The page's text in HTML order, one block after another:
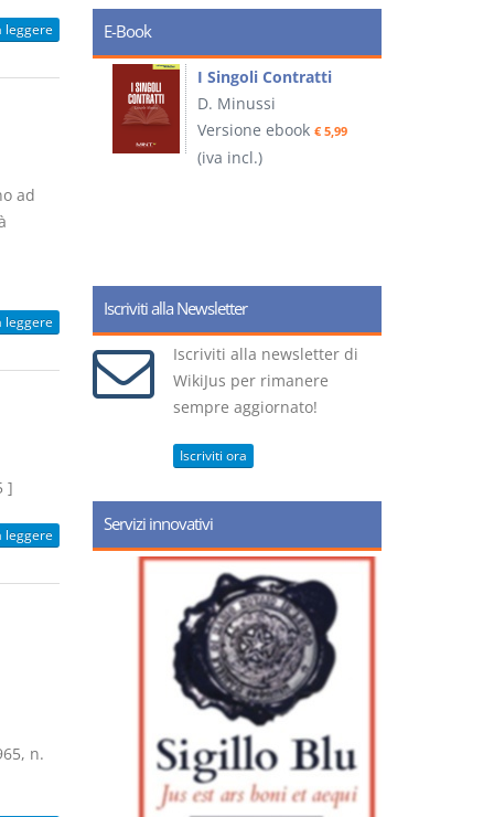
leggere
ad
leggere
]
leggere
n.
E-Book
I Singoli Contratti
D. Minussi
Versione ebook € 5,99
(iva incl.)
Iscriviti alla Newsletter
Iscriviti alla newsletter di
WikiJus per rimanere
sempre aggiornato!
Iscriviti ora
Servizi innovativi